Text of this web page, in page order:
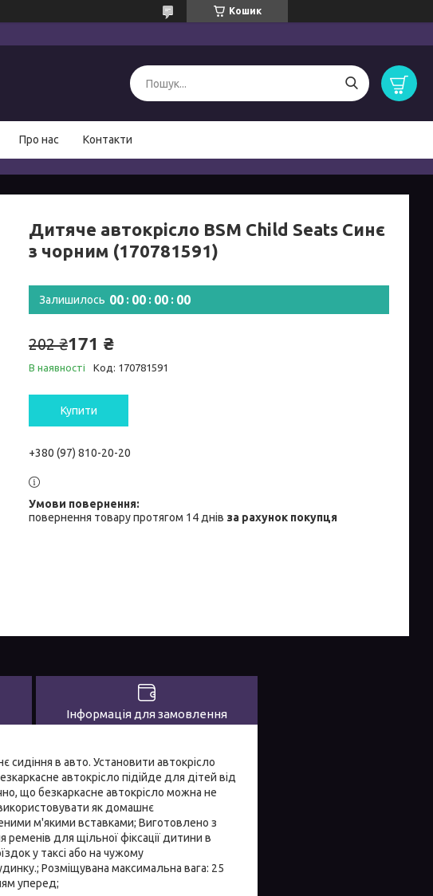
Кошик
Про нас Контакти
Дитяче автокрісло BSM Child Seats Синє
з чорним (170781591)
Залишилось 00 00 00 00
202 ₴171 ₴
В наявності Код: 170781591
Купити
+380 (97) 810-20-20
повернення товару протягом 14 днів за рахунок покупця
Інформація для замовлення
в авто. Установити автокрісло
автокрісло підійде для дітей від
що безкаркасне автокрісло можна не
як домашнє
м'якими вставками; Виготовлено з
ременів для щільної фіксації дитини в
у таксі або на чужому
Розміщувана максимальна вага: 25
уперед;